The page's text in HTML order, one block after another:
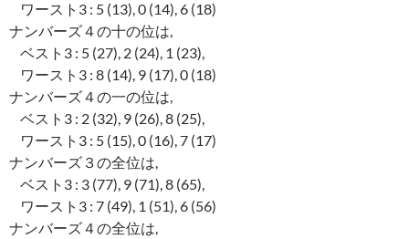
ワースト3 : 5 (13), 0 (14), 6 (18)
ナンバーズ４の十の位は,
ベスト3 : 5 (27), 2 (24), 1 (23),
ワースト3 : 8 (14), 9 (17), 0 (18)
ナンバーズ４の一の位は,
ベスト3 : 2 (32), 9 (26), 8 (25),
ワースト3 : 5 (15), 0 (16), 7 (17)
ナンバーズ３の全位は,
ベスト3 : 3 (77), 9 (71), 8 (65),
ワースト3 : 7 (49), 1 (51), 6 (56)
ナンバーズ４の全位は,